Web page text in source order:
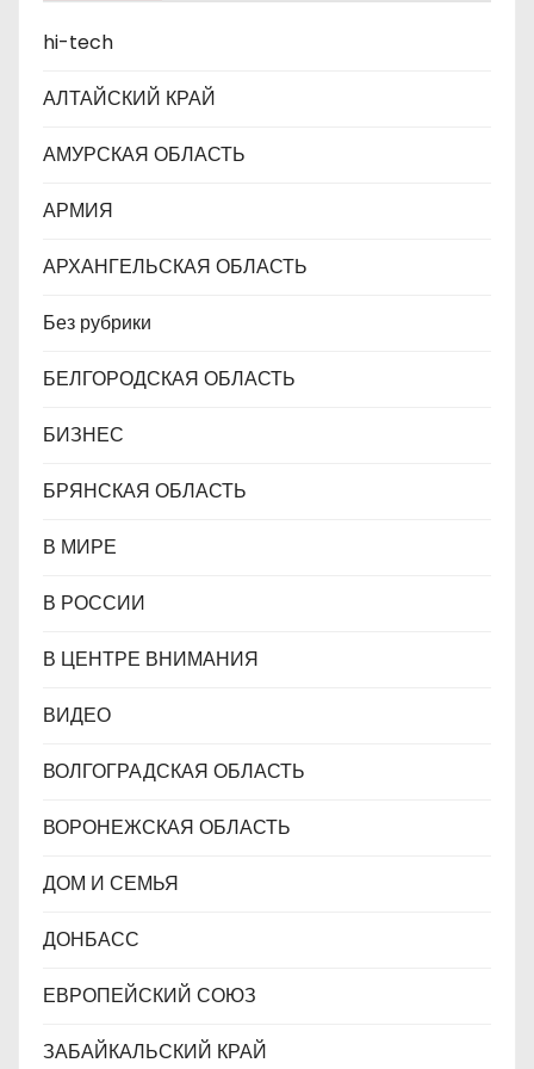
п
м
hi-tech
АЛТАЙСКИЙ КРАЙ
АМУРСКАЯ ОБЛАСТЬ
АРМИЯ
АРХАНГЕЛЬСКАЯ ОБЛАСТЬ
Без рубрики
БЕЛГОРОДСКАЯ ОБЛАСТЬ
БИЗНЕС
БРЯНСКАЯ ОБЛАСТЬ
В МИРЕ
В РОССИИ
В ЦЕНТРЕ ВНИМАНИЯ
ВИДЕО
ВОЛГОГРАДСКАЯ ОБЛАСТЬ
ВОРОНЕЖСКАЯ ОБЛАСТЬ
ДОМ И СЕМЬЯ
ДОНБАСС
ЕВРОПЕЙСКИЙ СОЮЗ
ЗАБАЙКАЛЬСКИЙ КРАЙ